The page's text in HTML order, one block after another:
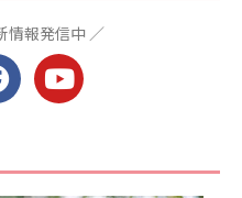
情報発信中 ／